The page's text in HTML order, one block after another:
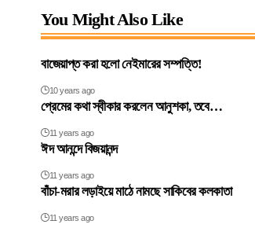
You Might Also Like
বাজেয়াপ্ত করা হলো নেইমারের সম্পত্তি!
10 years ago
প্রেমের কথা স্বীকার করলেন আনুশকা, তবে…
11 years ago
ঈদ আনন্দে বিজয়ানন্দ
11 years ago
বাঁচা-মরার লড়াইয়ে মাঠে নামছে সাকিবের কলকাতা
11 years ago